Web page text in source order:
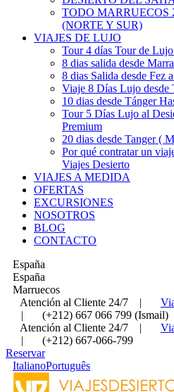
TODO MARRUECOS
(NORTE Y SUR)
VIAJES DE LUJO
Tour 4 días Tour de
8 dias salida desde
8 dias Salida desde Fez
Viaje 8 Días Lujo desde
10 dias desde Tánger
Tour 5 Días Lujo al
Premium
20 dias desde Tanger (
Por qué contratar un
Viajes Desierto
VIAJES A MEDIDA
OFERTAS
EXCURSIONES
NOSOTROS
BLOG
CONTACTO
España
España
Marruecos
Atención al Cliente 24/7
|
|
(+212) 667 066 799 (Ismail)
Atención al Cliente 24/7
|
|
(+212) 667-066-799
Reservar
ItalianoPortuguês